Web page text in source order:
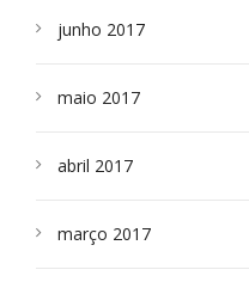
junho 2017
maio 2017
abril 2017
março 2017